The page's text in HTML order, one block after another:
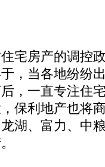
房产的调控
，当各地纷纷
，一直专注住
保利地产也将
湖、富力、中